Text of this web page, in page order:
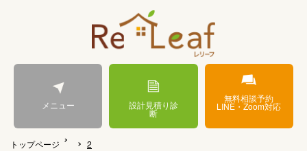
メニュー 設計見積り診
断
無料相談予約
LINE・Zoom対応
トップページ 2